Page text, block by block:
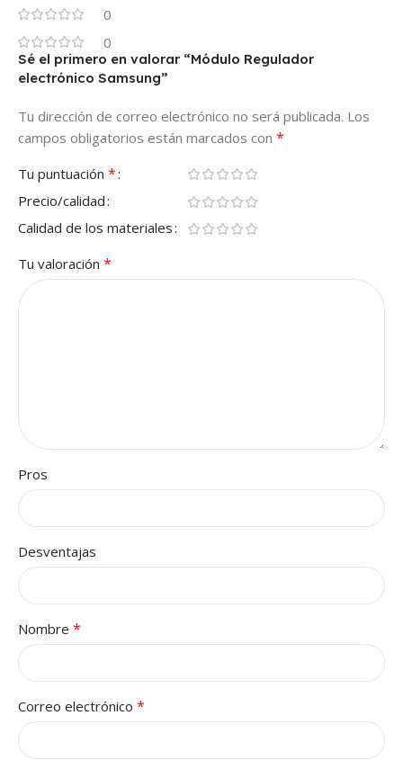
0
0
Sé el primero en valorar “Módulo Regulador
electrónico Samsung”
Tu dirección de correo electrónico no será publicada. Los
campos obligatorios están marcados con *
Tu puntuación *
Precio/calidad
Calidad de los materiales
Tu valoración *
Pros
Desventajas
Nombre *
Correo electrónico *